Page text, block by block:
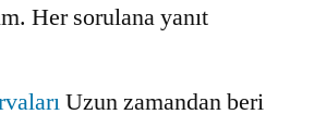
Her sorulana yanıt
Uzun zamandan beri